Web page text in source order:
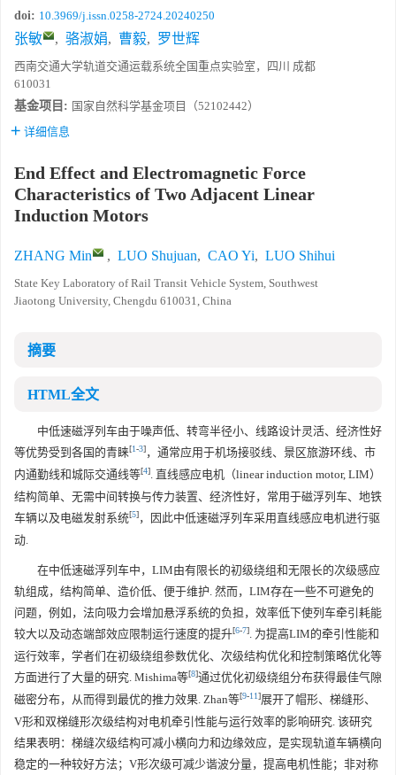
doi: 10.3969/j.issn.0258-2724.20240250
张敏 , 骆淑娟, 曹毅, 罗世辉
西南交通大学轨道交通运载系统全国重点实验室，四川 成都
610031
基金项目: 国家自然科学基金项目（52102442）
详细信息
End Effect and Electromagnetic Force
Characteristics of Two Adjacent Linear
Induction Motors
ZHANG Min , LUO Shujuan, CAO Yi, LUO Shihui
State Key Laboratory of Rail Transit Vehicle System, Southwest
Jiaotong University, Chengdu 610031, China
摘要
HTML全文
中低速磁浮列车由于噪声低、转弯半径小、线路设计灵活、经济性好
等优势受到各国的青睐[1-3]，通常应用于机场接驳线、景区旅游环线、市
内通勤线和城际交通线等[4]. 直线感应电机（linear induction motor, LIM）
结构简单、无需中间转换与传力装置、经济性好，常用于磁浮列车、地铁
车辆以及电磁发射系统[5]，因此中低速磁浮列车采用直线感应电机进行驱
动.
在中低速磁浮列车中，LIM由有限长的初级绕组和无限长的次级感应
轨组成，结构简单、造价低、便于维护. 然而，LIM存在一些不可避免的
问题，例如，法向吸力会增加悬浮系统的负担，效率低下使列车牵引耗能
较大以及动态端部效应限制运行速度的提升[6-7]. 为提高LIM的牵引性能和
运行效率，学者们在初级绕组参数优化、次级结构优化和控制策略优化等
方面进行了大量的研究. Mishima等[8]通过优化初级绕组分布获得最佳气隙
磁密分布，从而得到最优的推力效果. Zhan等[9-11]展开了帽形、梯缝形、
V形和双梯缝形次级结构对电机牵引性能与运行效率的影响研究. 该研究
结果表明：梯缝次级结构可减小横向力和边缘效应，是实现轨道车辆横向
稳定的一种较好方法；V形次级可减少谐波分量，提高电机性能；非对称